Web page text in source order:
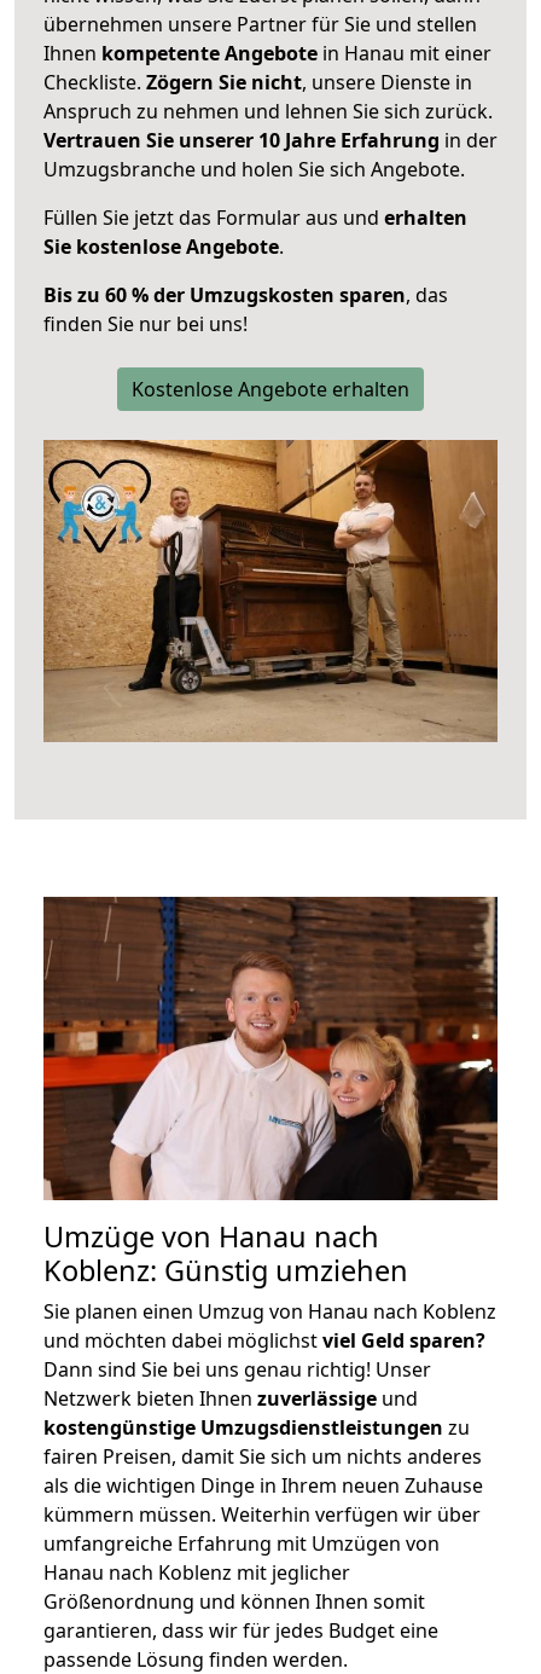
übernehmen unsere Partner für Sie und stellen
Ihnen kompetente Angebote in Hanau mit einer
Checkliste. Zögern Sie nicht, unsere Dienste in
Anspruch zu nehmen und lehnen Sie sich zurück.
Vertrauen Sie unserer 10 Jahre Erfahrung in der
Umzugsbranche und holen Sie sich Angebote.
Füllen Sie jetzt das Formular aus und erhalten
Sie kostenlose Angebote.
Bis zu 60 % der Umzugskosten sparen, das
finden Sie nur bei uns!
Kostenlose Angebote erhalten
Umzüge von Hanau nach
Koblenz: Günstig umziehen
Sie planen einen Umzug von Hanau nach Koblenz
und möchten dabei möglichstviel Geld sparen?
Dann sind Sie bei uns genau richtig! Unser
Netzwerk bieten Ihnen zuverlässige und
kostengünstige Umzugsdienstleistungen zu
fairen Preisen, damit Sie sich um nichts anderes
als die wichtigen Dinge in Ihrem neuen Zuhause
kümmern müssen. Weiterhin verfügen wir über
umfangreiche Erfahrung mit Umzügen von
Hanau nach Koblenz mit jeglicher
Größenordnung und können Ihnen somit
garantieren, dass wir für jedes Budget eine
passende Lösung finden werden.